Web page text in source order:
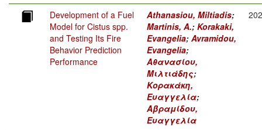
Development of a Fuel
Model for Cistus spp.
and Testing Its Fire
Behavior Prediction
Performance
Athanasiou, Miltiadis;
Martinis, A.; Korakaki,
Evangelia; Avramidou,
Evangelia;
Αθανασίου,
Μιλτιάδης;
Κορακάκη,
Ευαγγελία;
Αβραμίδου,
Ευαγγελία